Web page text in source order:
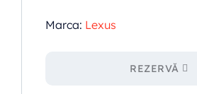
Marca: Lexus
REZERVĂ